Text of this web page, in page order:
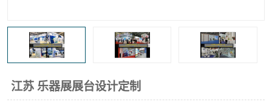
江苏 乐器展展台设计定制